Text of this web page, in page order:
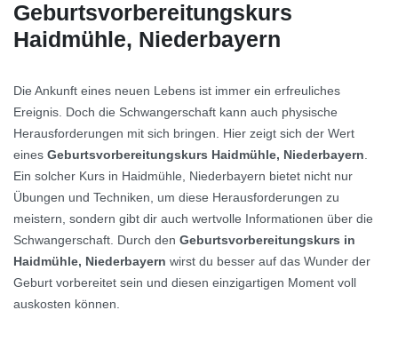
Geburtsvorbereitungskurs
Haidmühle, Niederbayern
Die Ankunft eines neuen Lebens ist immer ein erfreuliches
Ereignis. Doch die Schwangerschaft kann auch physische
Herausforderungen mit sich bringen. Hier zeigt sich der Wert
eines Geburtsvorbereitungskurs Haidmühle, Niederbayern.
Ein solcher Kurs in Haidmühle, Niederbayern bietet nicht nur
Übungen und Techniken, um diese Herausforderungen zu
meistern, sondern gibt dir auch wertvolle Informationen über die
Schwangerschaft. Durch den Geburtsvorbereitungskurs in
Haidmühle, Niederbayern wirst du besser auf das Wunder der
Geburt vorbereitet sein und diesen einzigartigen Moment voll
auskosten können.